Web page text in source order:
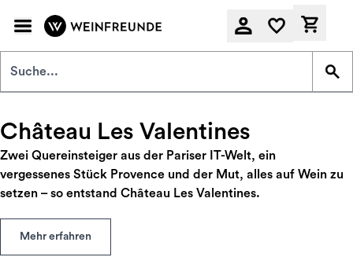
Château Les Valentines
Zwei Quereinsteiger aus der Pariser IT-Welt, ein
vergessenes Stück Provence und der Mut, alles auf Wein zu
setzen – so entstand Château Les Valentines.
Mehr erfahren